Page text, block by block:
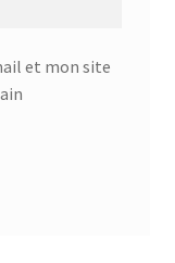
et mon site